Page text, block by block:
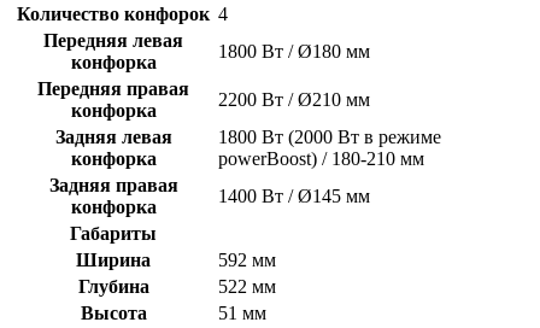
Количество конфорок 4
Передняя левая
конфорка
1800 Вт / Ø180 мм
Передняя правая
конфорка
2200 Вт / Ø210 мм
Задняя левая
конфорка
1800 Вт (2000 Вт в режиме
powerBoost) / 180-210 мм
Задняя правая
конфорка
1400 Вт / Ø145 мм
Габариты
Ширина
592 мм
Глубина
522 мм
Высота
51 мм